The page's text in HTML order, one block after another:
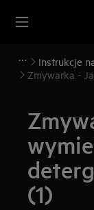
Instrukcje
Zmywarka -
(1)